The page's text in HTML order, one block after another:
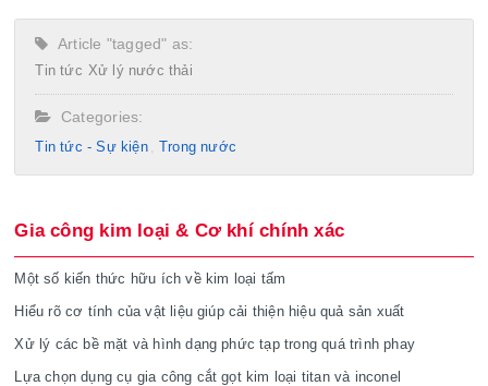
Article "tagged" as:
Tin tức Xử lý nước thải
Categories:
Tin tức - Sự kiện Trong nước
Gia công kim loại & Cơ khí chính xác
Một số kiến thức hữu ích về kim loại tấm
Hiểu rõ cơ tính của vật liệu giúp cải thiện hiệu quả sản xuất
Xử lý các bề mặt và hình dạng phức tạp trong quá trình phay
Lựa chọn dụng cụ gia công cắt gọt kim loại titan và inconel